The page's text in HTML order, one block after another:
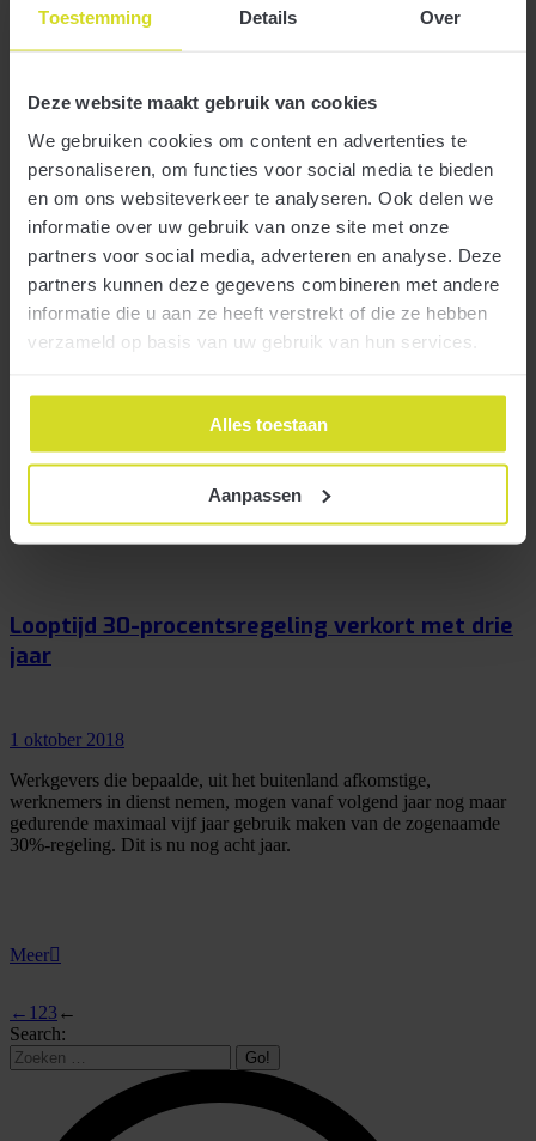
Toestemming Details Over
Deze website maakt gebruik van cookies
We gebruiken cookies om content en advertenties te
personaliseren, om functies voor social media te bieden
en om ons websiteverkeer te analyseren. Ook delen we
informatie over uw gebruik van onze site met onze
partners voor social media, adverteren en analyse. Deze
partners kunnen deze gegevens combineren met andere
informatie die u aan ze heeft verstrekt of die ze hebben
verzameld op basis van uw gebruik van hun services.
Alles toestaan
Aanpassen
Verruiming btw-vrijstelling voor
sportorganisaties
2 oktober 2018
De zogenaamde sportvrijstelling in de btw ondergaat per 1 januari
leden en niet-leden verdwijnt. Tevens verruimt de btw-vrijstelling
voor diensten die nauw met de sport samenhangen.
Looptijd 30-procentsregeling verkort met drie
jaar
1 oktober 2018
Werkgevers die bepaalde, uit het buitenland afkomstige,
werknemers in dienst nemen, mogen vanaf volgend jaar nog maar
gedurende maximaal vijf jaar gebruik maken van de zogenaamde
30%-regeling. Dit is nu nog acht jaar.
Meer
← 1 23 ←
Search: